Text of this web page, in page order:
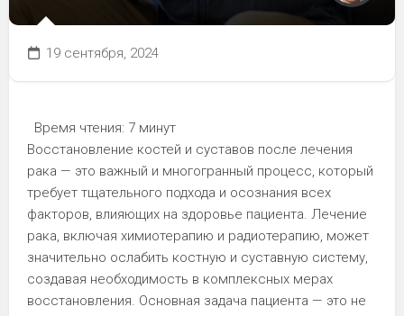
19 сентября, 2024
Время чтения: 7 минут
Восстановление костей и суставов после лечения
рака — это важный и многогранный процесс, который
требует тщательного подхода и осознания всех
факторов, влияющих на здоровье пациента. Лечение
рака, включая химиотерапию и радиотерапию, может
значительно ослабить костную и суставную систему,
создавая необходимость в комплексных мерах
восстановления. Основная задача пациента — это не